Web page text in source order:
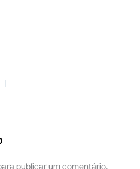
publicar um comentário.